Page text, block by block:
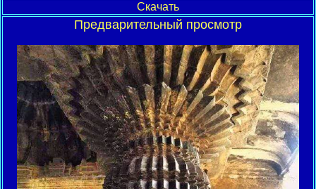
Скачать
Предварительный просмотр